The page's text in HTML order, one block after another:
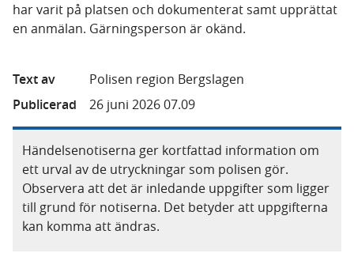
har varit på platsen och dokumenterat samt upprättat
en anmälan. Gärningsperson är okänd.
Text av
Polisen region Bergslagen
Publicerad
26 juni 2026 07.09
Händelsenotiserna ger kortfattad information om
ett urval av de utryckningar som polisen gör.
Observera att det är inledande uppgifter som ligger
till grund för notiserna. Det betyder att uppgifterna
kan komma att ändras.